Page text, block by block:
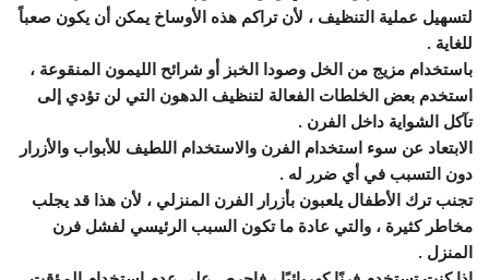
لتسهيل عملية التنظيف ، لأن تراكم هذه الأوساخ يمكن أن يكون صعباً
للغاية .
باستخدام مزيج من الخل وصودا الخبز أو شرائح الليمون المنقوعة ،
استخدم بعض الخلطات الفعالة لتنظيف الدهون التي لن تؤدي إلى
تآكل الشواية داخل الفرن .
الابتعاد عن سوء استخدام الفرن والاستخدام اللطيف للأبواب والأزرار
دون التسبب في أي ضرر له .
تجنب ترك الأطفال يلعبون بأزرار الفرن المنزلي ، لأن هذا قد يجلب
مخاطر كثيرة ، والتي عادة ما تكون السبب الرئيسي لفشل فرن
المنزل .